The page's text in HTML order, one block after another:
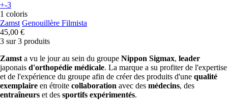
+-3
1 coloris
Zamst Genouillère Filmista
45,00 €
3 sur 3 produits
Zamst a vu le jour au sein du groupe Nippon Sigmax, leader
japonais d'orthopédie médicale. La marque a su profiter de l'expertise
et de l'expérience du groupe afin de créer des produits d'une qualité
exemplaire en étroite collaboration avec des médecins, des
entraîneurs et des sportifs expérimentés.